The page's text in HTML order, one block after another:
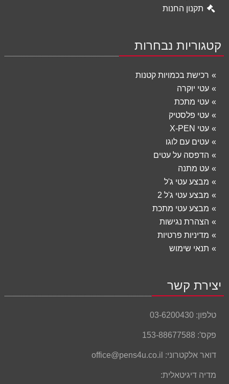
תקנון החנות
קטגוריות נבחרות
רכישת בכמויות קטנות
עטי יוקרה
עטי מתכת
עטי פלסטיק
עטי X-PEN
עטים עם לוגו
הדפסה על עטים
עט מתנה
מבצע עטי ג'ל
מבצע עטי ג'ל 2
מבצע עטי מתכת
הצהרת נגישות
מדיניות פרטיות
תנאי שימוש
יצירת קשר
טלפון: 03-6200430
פקס': 153-88677588
דואר אלקטרוני: office@pens4u.co.il
מדיה דיגיטאלית: